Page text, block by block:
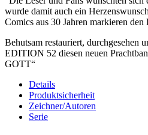
wurde damit auch ein
Comics aus 30 Jahren markieren
Behutsam restauriert, durchgesehen
EDITION 52 diesen neuen
GOTT“
Details
Produktsicherheit
Zeichner/Autoren
Serie